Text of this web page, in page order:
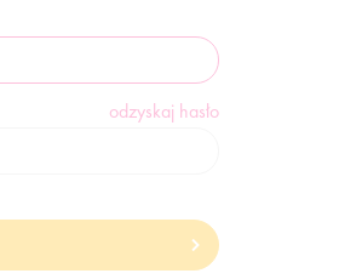
odzyskaj hasło